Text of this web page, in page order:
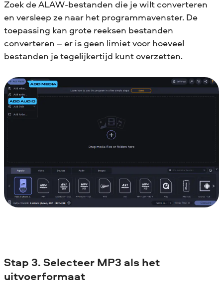
Zoek de ALAW-bestanden die je wilt converteren
en versleep ze naar het programmavenster. De
toepassing kan grote reeksen bestanden
converteren – er is geen limiet voor hoeveel
bestanden je tegelijkertijd kunt overzetten.
Stap 3. Selecteer MP3 als het
uitvoerformaat